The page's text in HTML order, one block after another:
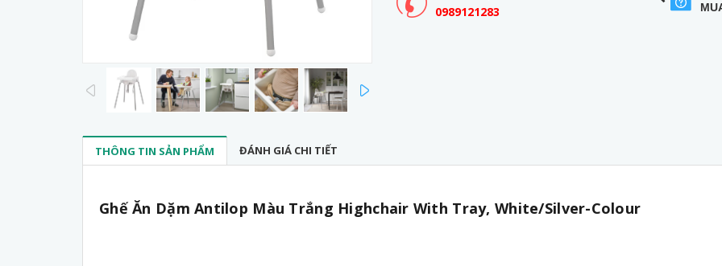
prev
0989121283
THÔNG TIN SẢN PHẨM ĐÁNH GIÁ CHI TIẾT
Ghế Ăn Dặm Antilop Màu Trắng Highchair With Tray, White/Silver-Colour